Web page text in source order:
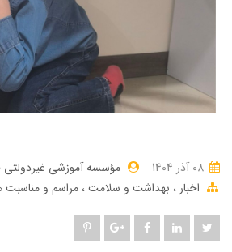
مؤسسه آموزشی غیردولتی
اخبار
بهداشت و سلامت مراسم و مناسبت